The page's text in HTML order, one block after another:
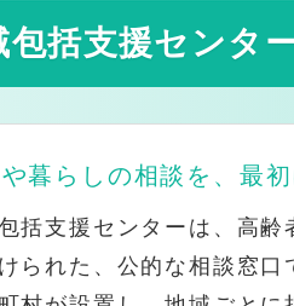
いて
請で得られる給付・減免・税制
見直し｜決まったこと・検討中
険・医療保険・障害福祉・生活
包括支援センタ
暮らしの相談を、最
括支援センターは、高
られた、公的な相談窓口